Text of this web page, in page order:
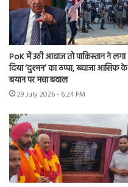
PoK में उठी आवाज तो पाकिस्तान ने लगा
दिया ‘दुश्मन’ का ठप्पा, ख्वाजा आसिफ के
बयान पर मचा बवाल
29 July 2026 - 6:24 PM